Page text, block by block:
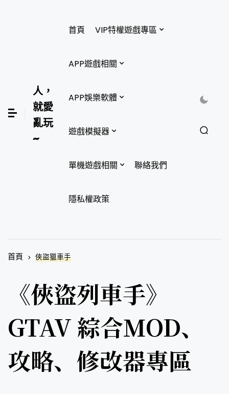
人，
就愛
亂玩
~
首頁 VIP特權遊戲專區
APP遊戲相關
APP娛樂軟體
遊戲模擬器
單機遊戲相關 聯絡我們
隱私權政策
首頁 俠盜獵車手
《俠盜列車手》
GTAV 綜合MOD、
攻略、修改器專區